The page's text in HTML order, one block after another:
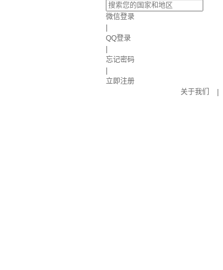
微信登录
QQ登录
忘记密码
立即注册
关于我们